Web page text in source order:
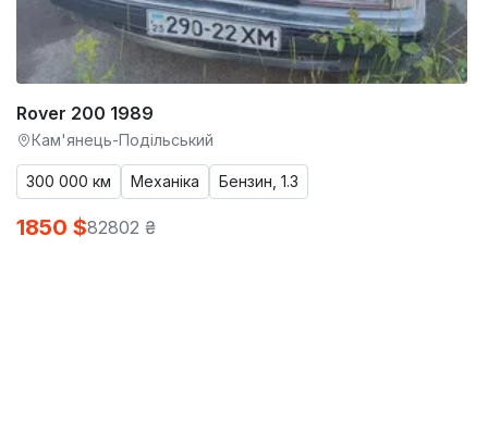
Rover 200 1989
Кам'янець-Подільський
300 000 км Механіка Бензин, 1.3
1850 $82802 ₴